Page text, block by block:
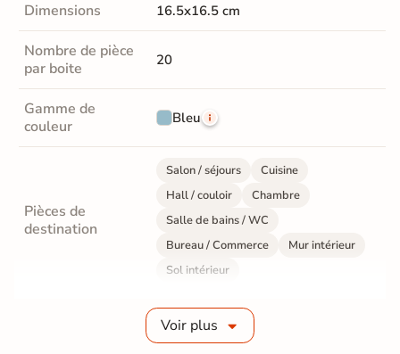
Dimensions 16.5x16.5 cm
Nombre de pièce
par boite
20
Gamme de
couleur
Bleu
Pièces de
destination
Salon / séjours
Cuisine
Hall / couloir
Chambre
Salle de bains / WC
Bureau / Commerce
Mur intérieur
Sol intérieur
Grès cérame émaillé
Voir plus